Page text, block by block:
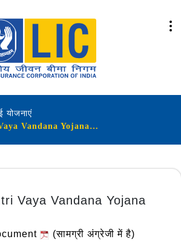
योजनाएं
Pradhan Mantri Vaya Vandana Yojana 512G311V02
Vaya Vandana Yojana
(सामग्री अंग्रेजी में है)